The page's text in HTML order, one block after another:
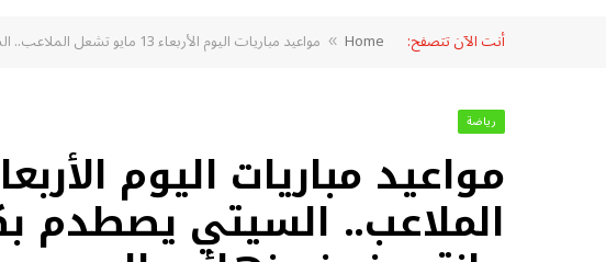
أنت الآن تتصفح: Home
» مواعيد مباريات اليوم الأربعاء 13 مايو تشعل الملاعب.. السيتي يصطدم بكريستال بالاس وإنتر يخوض نهائي الحسم
رياضة
الملاعب.. السيتي يصطدم